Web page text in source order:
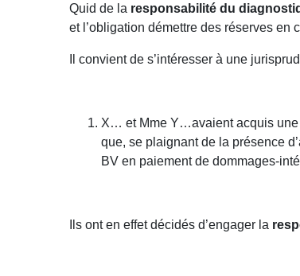
Quid de la responsabilité du
et l’obligation démettre des réserves en
Il convient de s’intéresser à une
X… et Mme Y…avaient acquis une
que, se plaignant de la présence
BV en paiement de dommages-
Ils ont en effet décidés d’engager la